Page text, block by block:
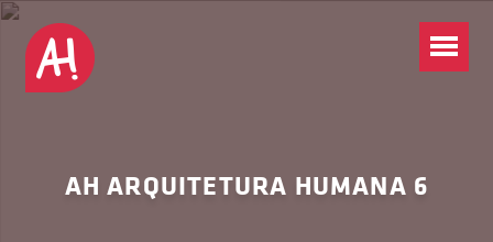
AH ARQUITETURA HUMANA 6